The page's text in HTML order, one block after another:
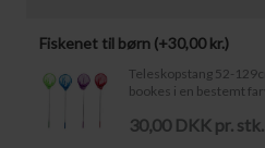
Fiskenet til børn (+30,00kr.)
Teleskopstang 52-
bookes i en bestemt
30,00 DKK pr. stk.